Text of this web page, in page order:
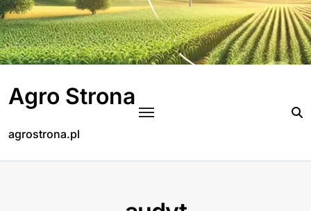
Skip
to
content
Agro Strona
agrostrona.pl